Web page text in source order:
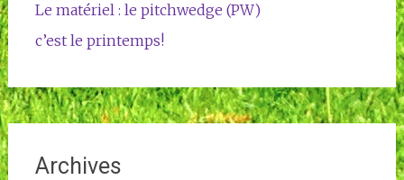
Le matériel : le pitchwedge (PW)
c’est le printemps!
Archives